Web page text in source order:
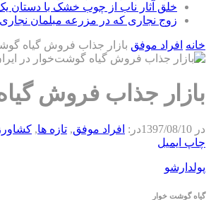
خلق آثار ناب از چوب خشک با دستان یک
زوج نجاری که در مزرعه مبلمان
خانه افراد موفق بازار جذاب فروش گیاه
بازار جذاب فروش
در 1397/08/10در: افراد موفق, تازه ها,
چاپ ایمیل
پولدارشو
گیاه گوشت خوار